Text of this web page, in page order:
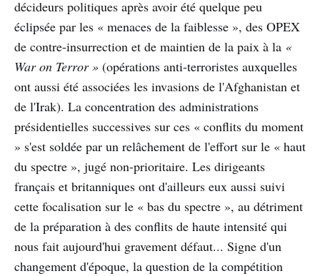
décideurs politiques après avoir été quelque peu
éclipsée par les « menaces de la faiblesse », des OPEX
de contre-insurrection et de maintien de la paix à la «
War on Terror » (opérations anti-terroristes auxquelles
ont aussi été associées les invasions de l'Afghanistan et
de l'Irak). La concentration des administrations
présidentielles successives sur ces « conflits du moment
» s'est soldée par un relâchement de l'effort sur le « haut
du spectre », jugé non-prioritaire. Les dirigeants
français et britanniques ont d'ailleurs eux aussi suivi
cette focalisation sur le « bas du spectre », au détriment
de la préparation à des conflits de haute intensité qui
nous fait aujourd'hui gravement défaut... Signe d'un
changement d'époque, la question de la compétition